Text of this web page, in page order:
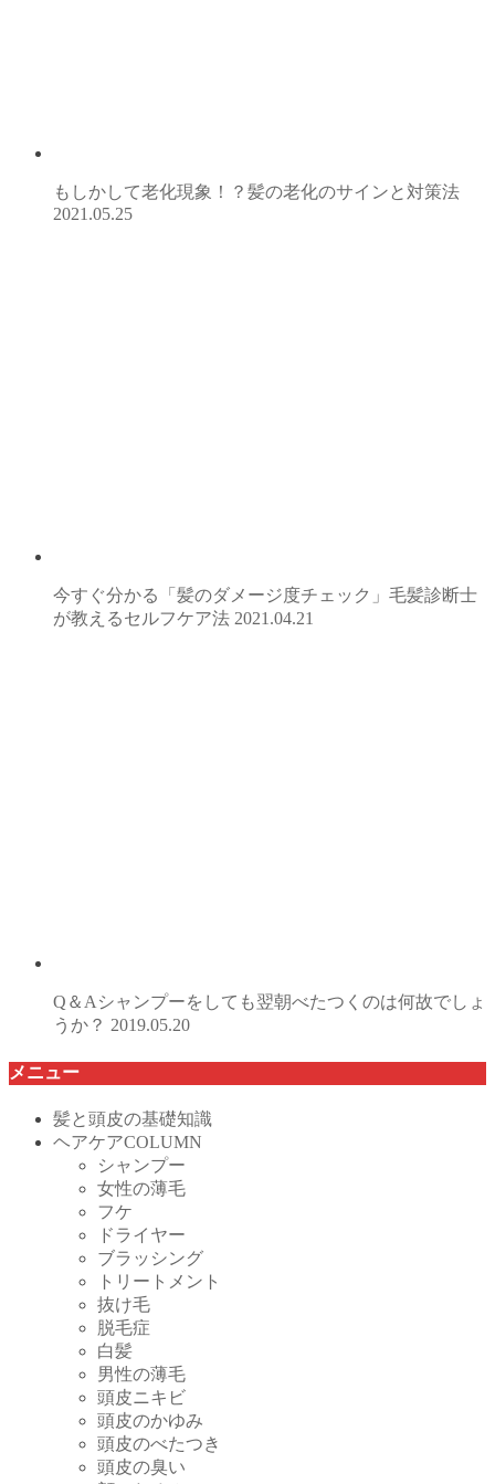
もしかして老化現象！？髪の老化のサインと対策法
2021.05.25
今すぐ分かる「髪のダメージ度チェック」毛髪診断士
が教えるセルフケア法 2021.04.21
Q＆Aシャンプーをしても翌朝べたつくのは何故でしょ
うか？ 2019.05.20
メニュー
髪と頭皮の基礎知識
ヘアケアCOLUMN
シャンプー
女性の薄毛
フケ
ドライヤー
ブラッシング
トリートメント
抜け毛
脱毛症
白髪
男性の薄毛
頭皮ニキビ
頭皮のかゆみ
頭皮のべたつき
頭皮の臭い